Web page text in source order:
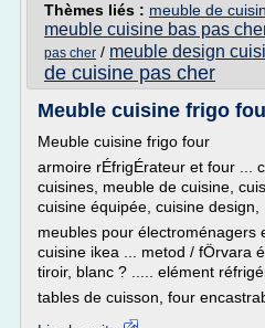
Thèmes liés : meuble de
meuble cuisine bas pas
pas cher / meuble design
de cuisine pas cher
Meuble cuisine frigo
Meuble cuisine frigo four
armoire rÉfrigÉrateur et four ...
cuisines, meuble de cuisine,
cuisine équipée, cuisine design,
meubles pour électroménagers
cuisine ikea ... metod / fÖrvara
tiroir, blanc ? ..... elément
tables de cuisson, four